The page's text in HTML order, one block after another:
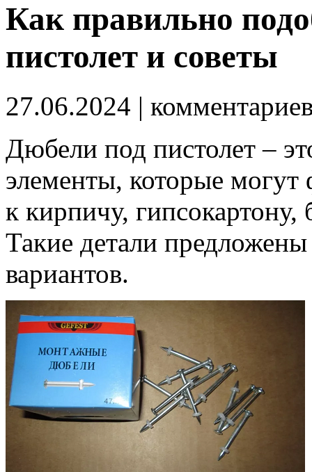
Как правильно
пистолет и советы
27.06.2024 |
Дюбели под пистолет –
элементы, которые могут
к кирпичу,
Такие детали
вариантов.